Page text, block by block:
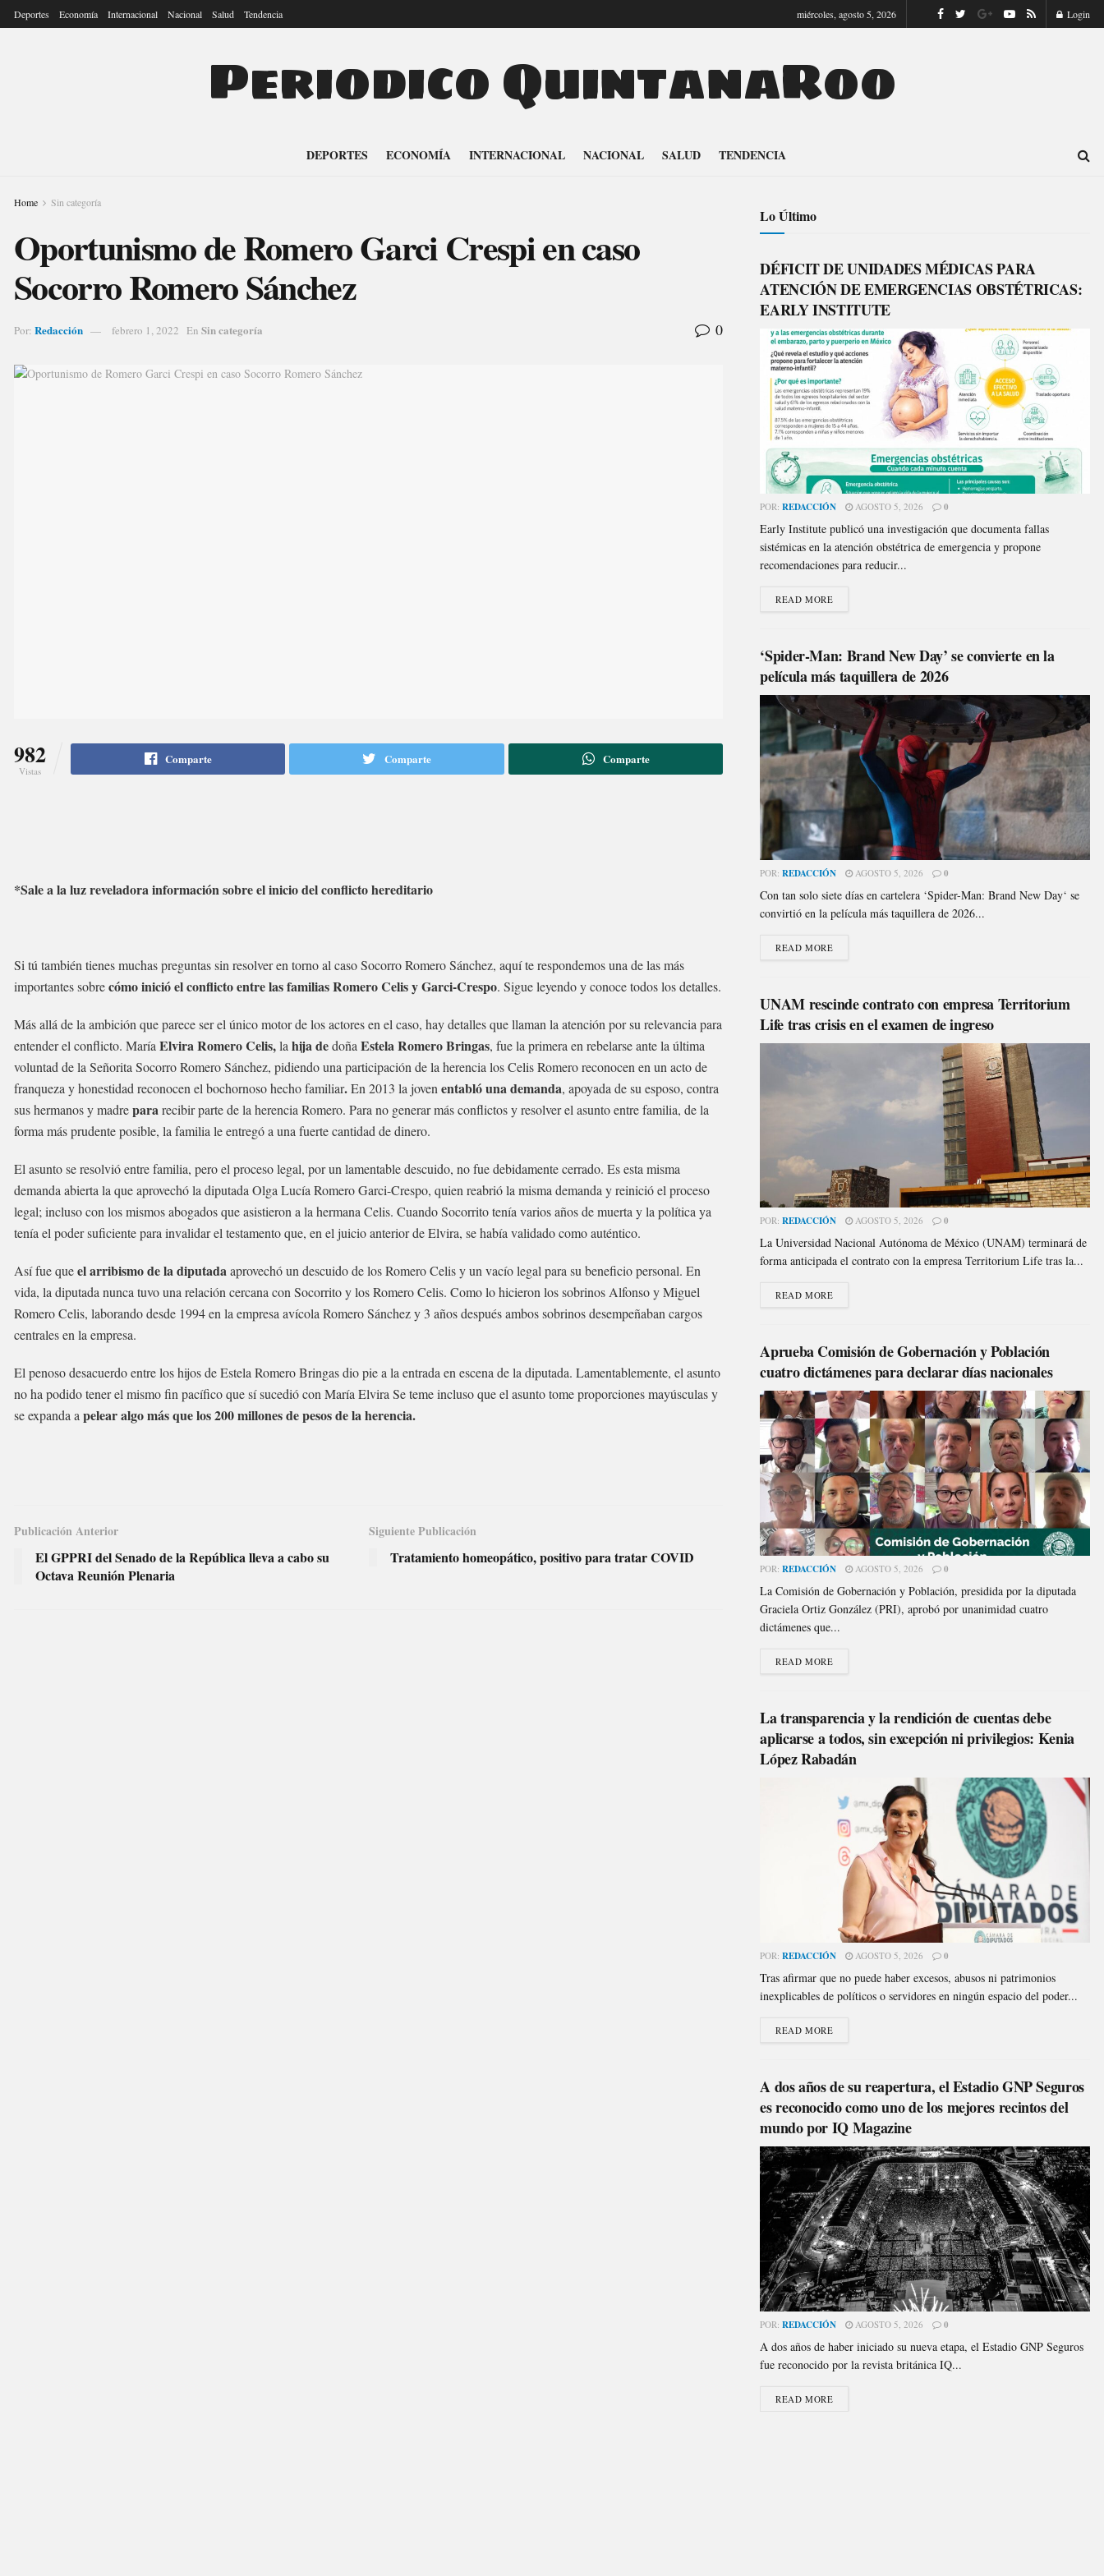
Deportes Economía Internacional Nacional Salud Tendencia miércoles, agosto 5, 2026 Login
Periodico QuintanaRoo
DEPORTES ECONOMÍA INTERNACIONAL NACIONAL SALUD TENDENCIA
Home Sin categoría
Oportunismo de Romero Garci Crespi en caso
Socorro Romero Sánchez
Por: Redacción febrero 1, 2022 En Sin categoría 0
982
Vistas
Comparte Comparte Comparte
*Sale a la luz reveladora información sobre el inicio del conflicto hereditario
Si tú también tienes muchas preguntas sin resolver en torno al caso Socorro Romero Sánchez, aquí te respondemos una de las más
importantes sobrecómo inició el conflicto entre las familias Romero Celis y Garci-Crespo. Sigue leyendo y conoce todos los detalles.
Más allá de la ambición que parece ser el único motor de los actores en el caso, hay detalles que llaman la atención por su relevancia para
entender el conflicto. MaríaElvira Romero Celis,lahija dedoñaEstela Romero Bringas, fue la primera en rebelarse ante la última
voluntad de la Señorita Socorro Romero Sánchez, pidiendo una participación de la herencia los Celis Romero reconocen en un acto de
franqueza y honestidad reconocen el bochornoso hecho familiar.En 2013 la jovenentabló una demanda, apoyada de su esposo, contra
sus hermanos y madrepararecibir parte de la herencia Romero. Para no generar más conflictos y resolver el asunto entre familia, de la
forma más prudente posible, la familia le entregó a una fuerte cantidad de dinero.
El asunto se resolvió entre familia, pero el proceso legal, por un lamentable descuido, no fue debidamente cerrado. Es esta misma
demanda abierta la que aprovechó la diputada Olga Lucía Romero Garci-Crespo, quien reabrió la misma demanda y reinició el proceso
legal; incluso con los mismos abogados que asistieron a la hermana Celis. Cuando Socorrito tenía varios años de muerta y la política ya
tenía el poder suficiente para invalidar el testamento que, en el juicio anterior de Elvira, se había validado como auténtico.
Así fue queel arribismo de la diputadaaprovechó un descuido de los Romero Celis y un vacío legal para su beneficio personal. En
vida, la diputada nunca tuvo una relación cercana con Socorrito y los Romero Celis. Como lo hicieron los sobrinos Alfonso y Miguel
Romero Celis, laborando desde 1994 en la empresa avícola Romero Sánchez y 3 años después ambos sobrinos desempeñaban cargos
centrales en la empresa.
El penoso desacuerdo entre los hijos de Estela Romero Bringas dio pie a la entrada en escena de la diputada. Lamentablemente, el asunto
no ha podido tener el mismo fin pacífico que sí sucedió con María Elvira Se teme incluso que el asunto tome proporciones mayúsculas y
se expanda apelear algo más que los 200 millones de pesos de la herencia.
Publicación Anterior
El GPPRI del Senado de la República lleva a cabo su
Octava Reunión Plenaria
Siguiente Publicación
Tratamiento homeopático, positivo para tratar COVID
Lo Último
DÉFICIT DE UNIDADES MÉDICAS PARA
ATENCIÓN DE EMERGENCIAS OBSTÉTRICAS:
EARLY INSTITUTE
POR: REDACCIÓN AGOSTO 5, 2026 0
Early Institute publicó una investigación que documenta fallas
sistémicas en la atención obstétrica de emergencia y propone
recomendaciones para reducir...
READ MORE
‘Spider-Man: Brand New Day’ se convierte en la
película más taquillera de 2026
POR: REDACCIÓN AGOSTO 5, 2026 0
Con tan solo siete días en cartelera ‘Spider-Man: Brand New Day‘ se
convirtió en la película más taquillera de 2026...
READ MORE
UNAM rescinde contrato con empresa Territorium
Life tras crisis en el examen de ingreso
POR: REDACCIÓN AGOSTO 5, 2026 0
La Universidad Nacional Autónoma de México (UNAM) terminará de
forma anticipada el contrato con la empresa Territorium Life tras la...
READ MORE
Aprueba Comisión de Gobernación y Población
cuatro dictámenes para declarar días nacionales
POR: REDACCIÓN AGOSTO 5, 2026 0
La Comisión de Gobernación y Población, presidida por la diputada
Graciela Ortiz González (PRI), aprobó por unanimidad cuatro
dictámenes que...
READ MORE
La transparencia y la rendición de cuentas debe
aplicarse a todos, sin excepción ni privilegios: Kenia
López Rabadán
POR: REDACCIÓN AGOSTO 5, 2026 0
Tras afirmar que no puede haber excesos, abusos ni patrimonios
inexplicables de políticos o servidores en ningún espacio del poder...
READ MORE
A dos años de su reapertura, el Estadio GNP Seguros
es reconocido como uno de los mejores recintos del
mundo por IQ Magazine
POR: REDACCIÓN AGOSTO 5, 2026 0
A dos años de haber iniciado su nueva etapa, el Estadio GNP Seguros
fue reconocido por la revista británica IQ...
READ MORE